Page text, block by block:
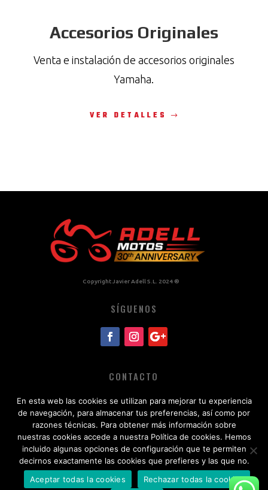
Accesorios Originales
Venta e instalación de accesorios originales
Yamaha.
VER DETALLES
Copyright Javier Adell S.L. 2024 ®
SÍGUENOS
CONTACTO
964 453 037
info@adellmotos.com
AVISO LEGAL
Política de privacidad
Política de cookies
En esta web las cookies se utilizan para mejorar tu experiencia
de navegación, para almacenar tus preferencias, así como por
razones técnicas. Para obtener más información sobre
nuestras cookies accede a nuestra Política de cookies. Hemos
incluido algunas opciones de configuración que te permiten
decirnos exactamente las cookies que prefieres y las que no.
Aceptar todas la cookies
Rechazar todas la cookies